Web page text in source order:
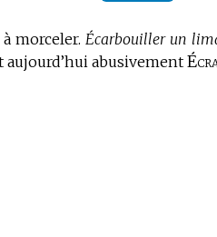
morceler. Écarbouiller un
aujourd’hui abusivement